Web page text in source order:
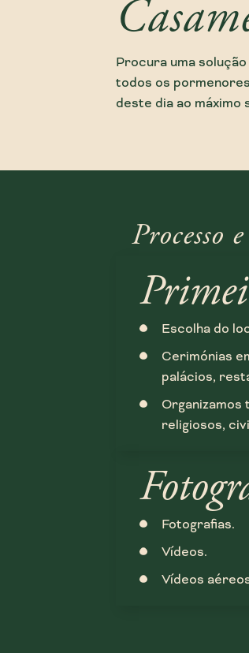
Procura uma
todos os
deste dia ao
Processo
Escolha do
Cerimónias
palácios,
Organizamos
religiosos,
Fotografias.
Vídeos.
Vídeos